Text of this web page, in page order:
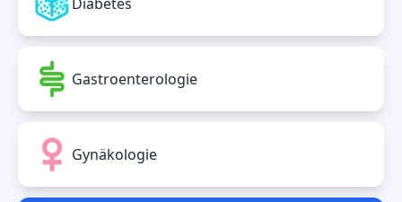
Gastroenterologie
Gynäkologie